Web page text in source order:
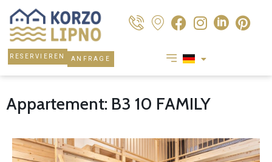
RESERVIEREN ANFRAGE
Appartement: B3 10 FAMILY